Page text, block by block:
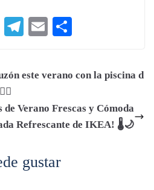
R
t
Te
a
m
E
pa
rti
r
este verano con la piscina d
de Verano Frescas y Cómoda
Refrescante de IKEA! 🌡️🌙
gustar